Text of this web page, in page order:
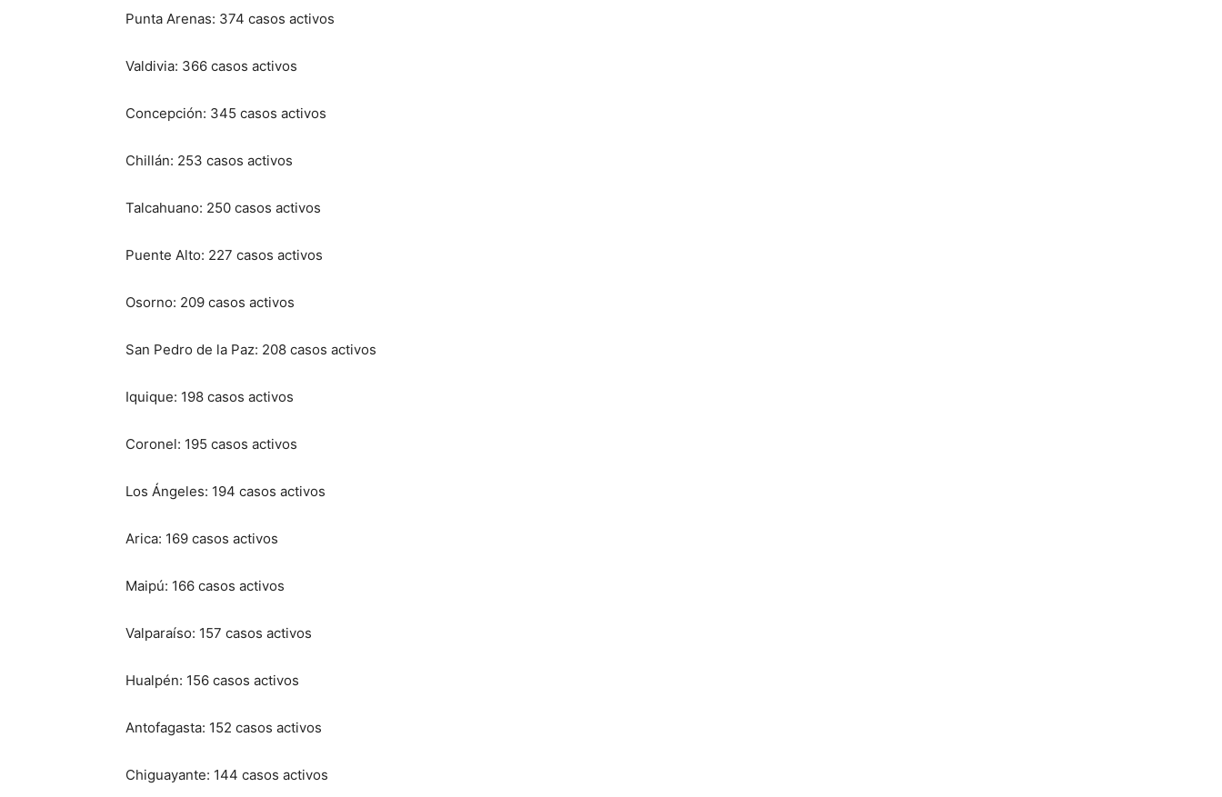
Punta Arenas: 374 casos activos
Valdivia: 366 casos activos
Concepción: 345 casos activos
Chillán: 253 casos activos
Talcahuano: 250 casos activos
Puente Alto: 227 casos activos
Osorno: 209 casos activos
San Pedro de la Paz: 208 casos activos
Iquique: 198 casos activos
Coronel: 195 casos activos
Los Ángeles: 194 casos activos
Arica: 169 casos activos
Maipú: 166 casos activos
Valparaíso: 157 casos activos
Hualpén: 156 casos activos
Antofagasta: 152 casos activos
Chiguayante: 144 casos activos